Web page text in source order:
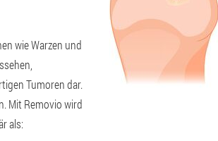
wie Warzen und
Tumoren dar.
Mit Removio wird
als: